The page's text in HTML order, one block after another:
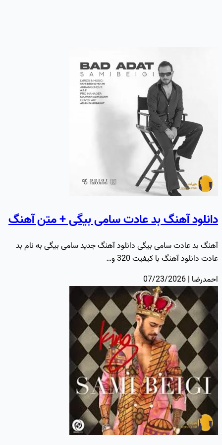
دانلود آهنگ بد عادت سامی بیگی + متن آهنگ
آهنگ بد عادت سامی بیگی دانلود آهنگ جدید سامی بیگی به نام بد
عادت دانلود آهنگ با کیفیت 320 و…
احمدرضا | 07/23/2026